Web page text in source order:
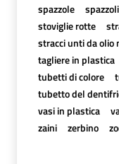
spazzole
stoviglie rotte
stracci unti da olio
tagliere in plastica
tubetti di colore
tubetto del
vasi in plastica
zaini
zerbino